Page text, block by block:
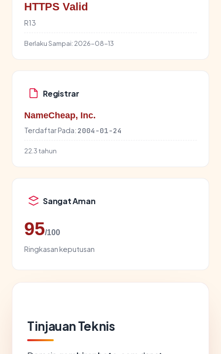
HTTPS Valid
R13
Berlaku Sampai: 2026-08-13
Registrar
NameCheap, Inc.
Terdaftar Pada: 2004-01-24
22.3 tahun
Sangat Aman
95/100
Ringkasan keputusan
Tinjauan Teknis